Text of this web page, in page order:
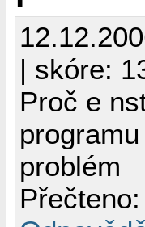
| skóre:
Proč e
problém